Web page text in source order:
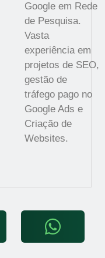
Google em Rede
de Pesquisa.
Vasta
experiência em
projetos de SEO,
gestão de
tráfego pago no
Google Ads e
Criação de
Websites.